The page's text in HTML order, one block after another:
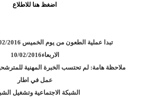
اضغظ هنا للاطلاع
الاربعاء10/02/2016
ملاحظة هامة: لم تحتسب الخبرة المهنية
عمل في اطار
-الشبكة الاجتماعية وتشغيل